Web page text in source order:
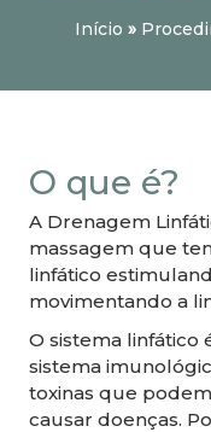
Início »
O que é?
A Drenagem
massagem que
linfático
movimentando a
O sistema linfático
sistema
toxinas que
causar doenças.